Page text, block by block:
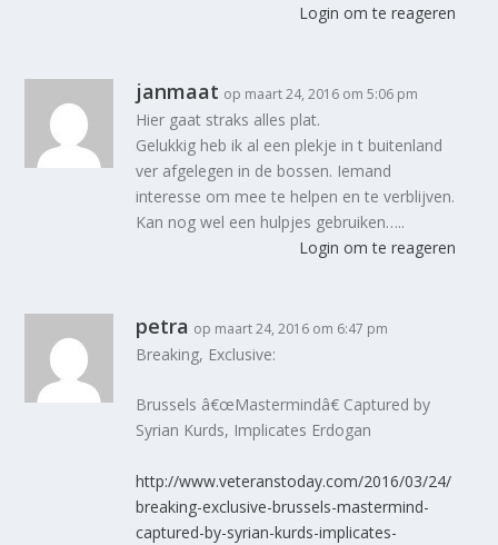
Login om te reageren
janmaat op maart 24, 2016 om 5:06 pm
Hier gaat straks alles plat.
Gelukkig heb ik al een plekje in t buitenland
ver afgelegen in de bossen. Iemand
interesse om mee te helpen en te verblijven.
Kan nog wel een hulpjes gebruiken…..
Login om te reageren
petra op maart 24, 2016 om 6:47 pm
Breaking, Exclusive:
Brussels â€œMastermindâ€ Captured by
Syrian Kurds, Implicates Erdogan
http://www.veteranstoday.com/2016/03/24/
breaking-exclusive-brussels-mastermind-
captured-by-syrian-kurds-implicates-